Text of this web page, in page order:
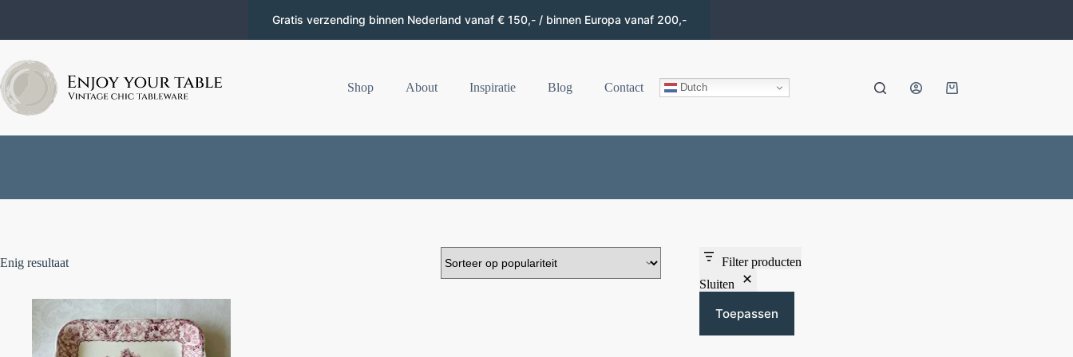
Gratis verzending binnen Nederland vanaf € 150,- / binnen Europa vanaf 200,-
Shop About Inspiratie Blog Contact Dutch
Enig resultaat
Filter producten
Sluiten
Toepassen